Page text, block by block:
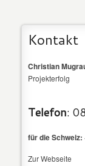
Kontakt
Christian
Projekterfolg
Telefon:
für die Schweiz:
Zur Webseite